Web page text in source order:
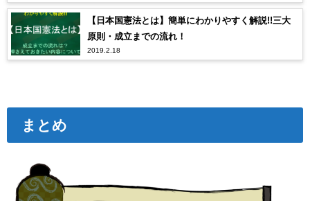
【日本国憲法とは】簡単にわかりやすく解説!!三大
原則・成立までの流れ！
2019.2.18
まとめ